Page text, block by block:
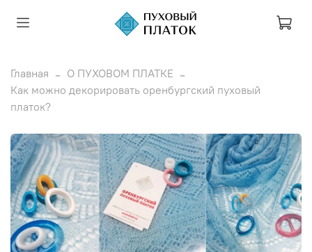
Главная
О ПУХОВОМ ПЛАТКЕ
Как можно декорировать оренбургский пуховый
платок?